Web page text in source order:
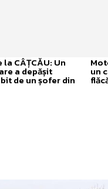
la CÂȚCĂU: Un
a depășit
de un șofer din
un